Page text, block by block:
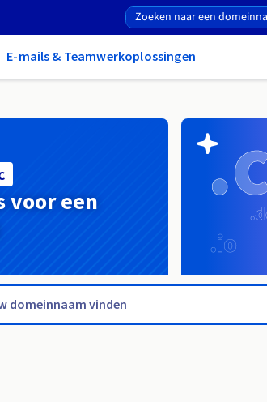
E-mails & Teamwerkoplossingen
voor een